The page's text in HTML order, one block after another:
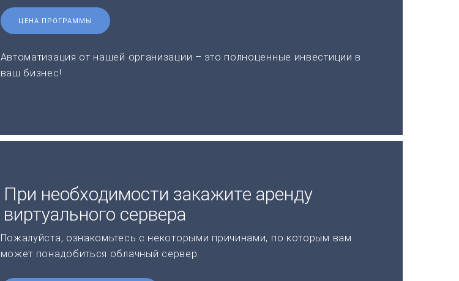
ЦЕНА ПРОГРАММЫ
Автоматизация от нашей организации – это полноценные инвестиции в
ваш бизнес!
При необходимости закажите аренду
виртуального сервера
Пожалуйста, ознакомьтесь с некоторыми причинами, по которым вам
может понадобиться облачный сервер.